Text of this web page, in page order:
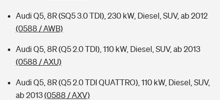
Audi Q5, 8R (SQ5 3.0 TDI), 230 kW, Diesel, SUV, ab 2012
(0588 / AWB)
Audi Q5, 8R (Q5 2.0 TDI), 110 kW, Diesel, SUV, ab 2013
(0588 / AXU)
Audi Q5, 8R (Q5 2.0 TDI QUATTRO), 110 kW, Diesel, SUV,
ab 2013(0588 / AXV)